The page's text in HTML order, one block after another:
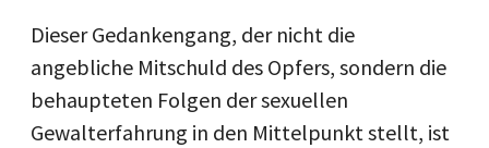
Dieser Gedankengang, der nicht die
angebliche Mitschuld des Opfers, sondern die
behaupteten Folgen der sexuellen
Gewalterfahrung in den Mittelpunkt stellt, ist